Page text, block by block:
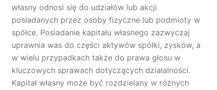
własny odnosi się do udziałów lub akcji
posiadanych przez osoby fizyczne lub podmioty w
spółce. Posiadanie kapitału własnego zazwyczaj
uprawnia was do części aktywów spółki, zysków, a
w wielu przypadkach także do prawa głosu w
kluczowych sprawach dotyczących działalności.
Kapitał własny może być rozdzielany w różnych